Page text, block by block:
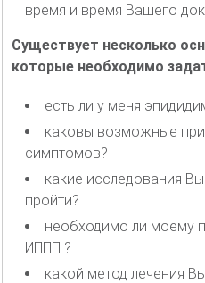
время и время Вашего
Существует несколько
которые необходимо
есть ли у меня
каковы возможные
симптомов?
какие исследования
пройти?
необходимо ли моему
ИППП ?
какой метод лечения